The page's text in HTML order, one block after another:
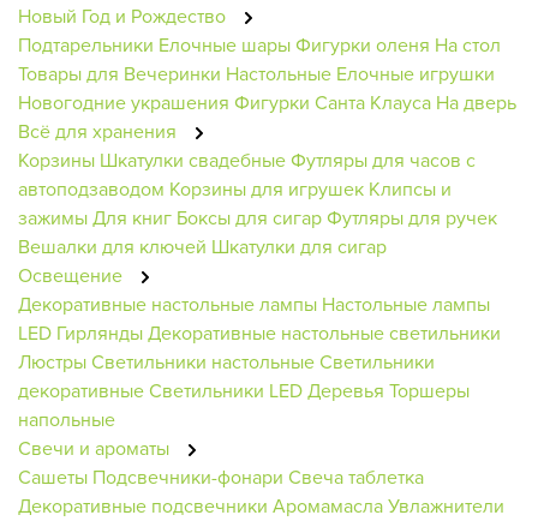
Новый Год и Рождество
Подтарельники Елочные шарыФигурки оленя На стол
Товары для Вечеринки Настольные Елочные игрушки
Новогодние украшения Фигурки Санта Клауса На дверь
Всё для хранения
Корзины Шкатулки свадебныеФутляры для часов с
автоподзаводом Корзины для игрушек Клипсы и
зажимыДля книг Боксы для сигарФутляры для ручек
Вешалки для ключей Шкатулки для сигар
Освещение
Декоративные настольные лампы Настольные лампы
LED ГирляндыДекоративные настольные светильники
ЛюстрыСветильники настольныеСветильники
декоративныеСветильники LED Деревья Торшеры
напольные
Свечи и ароматы
Сашеты Подсвечники-фонари Свеча таблетка
Декоративные подсвечники АромамаслаУвлажнители